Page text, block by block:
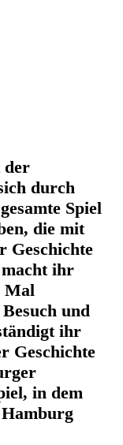
der
durch
Spiel
die mit
Geschichte
macht ihr
Mal
und
ihr
Geschichte
in dem